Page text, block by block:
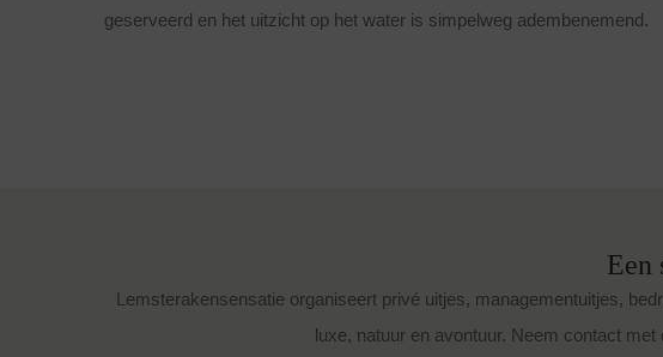
geserveerd en het uitzicht op het water is simpelweg adembenemend.
Een
Lemsterakensensatie organiseert privé uitjes, managementuitjes,
luxe, natuur en avontuur. Neem contact